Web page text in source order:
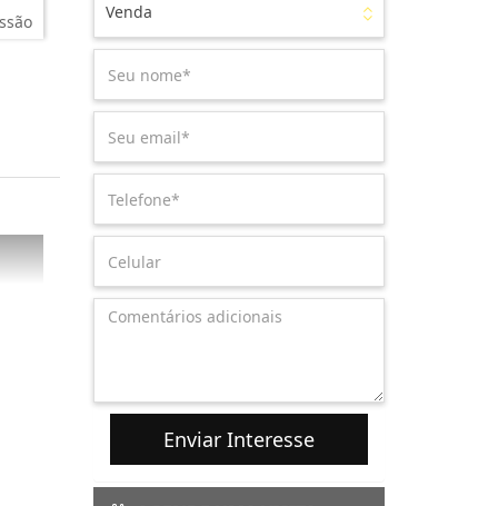
Venda
Enviar Interesse